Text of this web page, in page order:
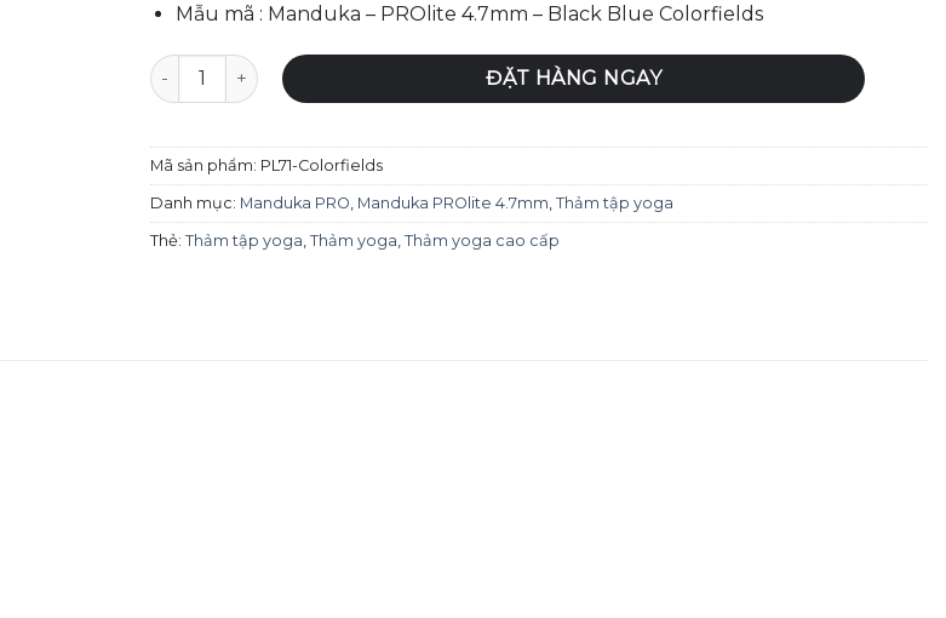
Mẫu mã : Manduka – PROlite 4.7mm – Black Blue Colorfields
Thảm tập yoga Manduka – PROlite 4.7mm - Black Blue Colorfields số lượng
ĐẶT HÀNG NGAY
Mã sản phẩm: PL71-Colorfields
Danh mục: Manduka PRO, Manduka PROlite 4.7mm, Thảm tập yoga
Thẻ: Thảm tập yoga, Thảm yoga, Thảm yoga cao cấp